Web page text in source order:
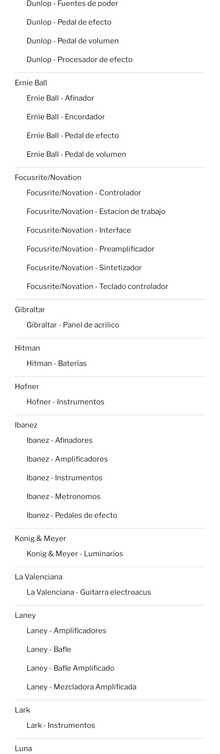
Dunlop - Fuentes de poder
Dunlop - Pedal de efecto
Dunlop - Pedal de volumen
Dunlop - Procesador de efecto
Ernie Ball
Ernie Ball - Afinador
Ernie Ball - Encordador
Ernie Ball - Pedal de efecto
Ernie Ball - Pedal de volumen
Focusrite/Novation
Focusrite/Novation - Controlador
Focusrite/Novation - Estacion de trabajo
Focusrite/Novation - Interface
Focusrite/Novation - Preamplificador
Focusrite/Novation - Sintetizador
Focusrite/Novation - Teclado controlador
Gibraltar
Gibraltar - Panel de acrilico
Hitman
Hitman - Baterías
Hofner
Hofner - Instrumentos
Ibanez
Ibanez - Afinadores
Ibanez - Amplificadores
Ibanez - Instrumentos
Ibanez - Metronomos
Ibanez - Pedales de efecto
Konig & Meyer
Konig & Meyer - Luminarios
La Valenciana
La Valenciana - Guitarra electroacus
Laney
Laney - Amplificadores
Laney - Bafle
Laney - Bafle Amplificado
Laney - Mezcladora Amplificada
Lark
Lark - Instrumentos
Luna